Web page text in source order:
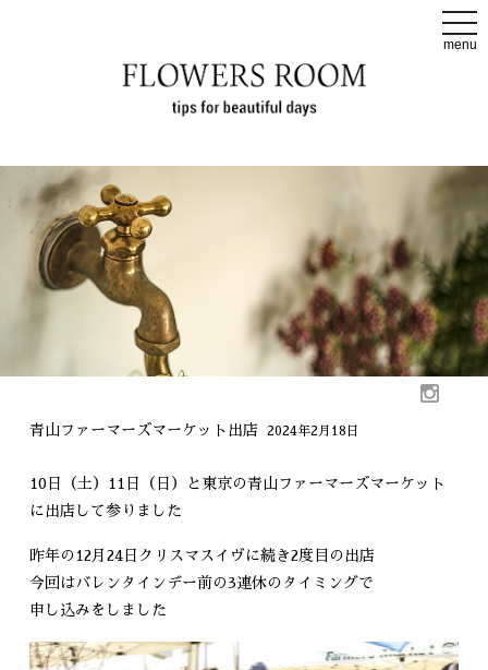
t
o
g
i
o
menu
青山ファーマーズマーケット出店 2024年2月18日
10日（土）11日（日）と東京の青山ファーマーズマーケット
に出店して参りました
昨年の12月24日クリスマスイヴに続き2度目の出店
今回はバレンタインデー前の3連休のタイミングで
申し込みをしました